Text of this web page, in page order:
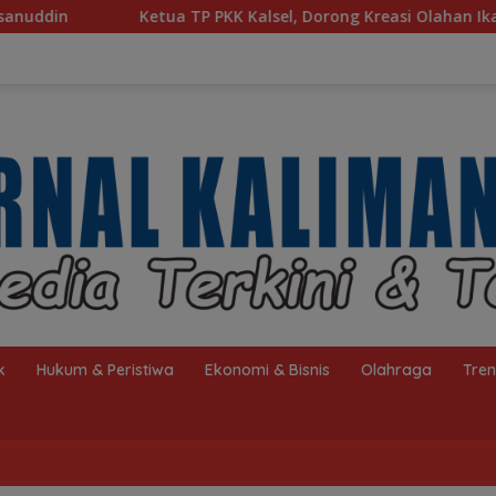
PKK Kalsel, Dorong Kreasi Olahan Ikan Hingga Tingkat
Hukum & Peristiwa Ekonomi & Bisnis Olahraga